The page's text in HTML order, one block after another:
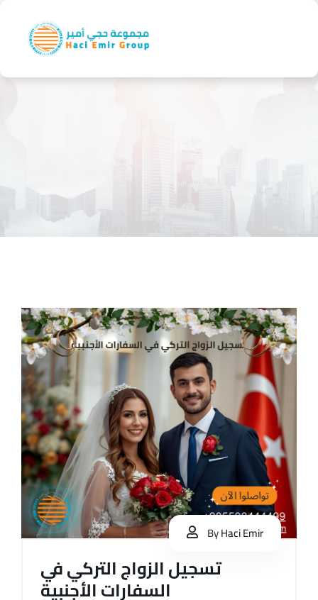
ByHaci Emir
تسجيل الزواج التركي في
السفارات الأجنبية